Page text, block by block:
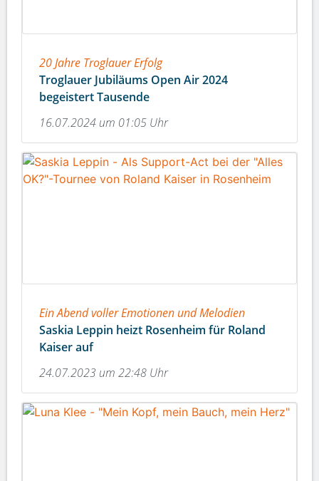
20 Jahre Troglauer Erfolg
Troglauer Jubiläums Open Air 2024
begeistert Tausende
16.07.2024 um 01:05 Uhr
Ein Abend voller Emotionen und Melodien
Saskia Leppin heizt Rosenheim für Roland
Kaiser auf
24.07.2023 um 22:48 Uhr